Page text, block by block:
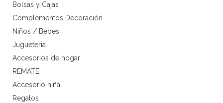
Bolsas y Cajas
Complementos Decoración
Niños / Bebes
Jugueteria
Accesorios de hogar
REMATE
Accesorio niña
Regalos